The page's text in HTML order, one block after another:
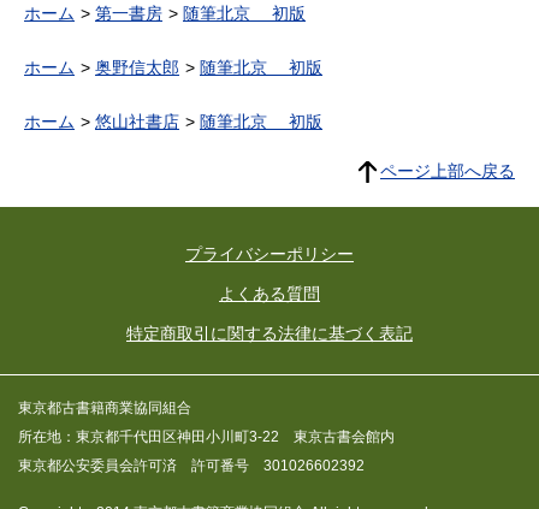
ホーム 第一書房 随筆北京 初版
ホーム 奥野信太郎 随筆北京 初版
ホーム 悠山社書店 随筆北京 初版
ページ上部へ戻る
プライバシーポリシー
よくある質問
特定商取引に関する法律に基づく表記
東京都古書籍商業協同組合
所在地：東京都千代田区神田小川町3-22 東京古書会館内
東京都公安委員会許可済 許可番号 301026602392